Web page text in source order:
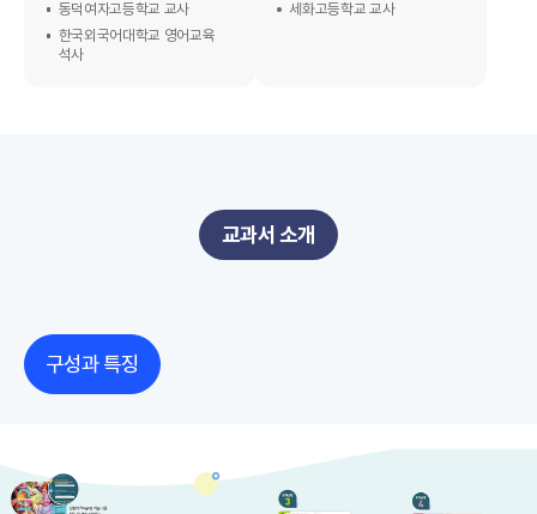
동덕여자고등학교 교사
한국외국어대학교 영어교육
석사
세화고등학교 교사
교과서 소개
구성과 특징